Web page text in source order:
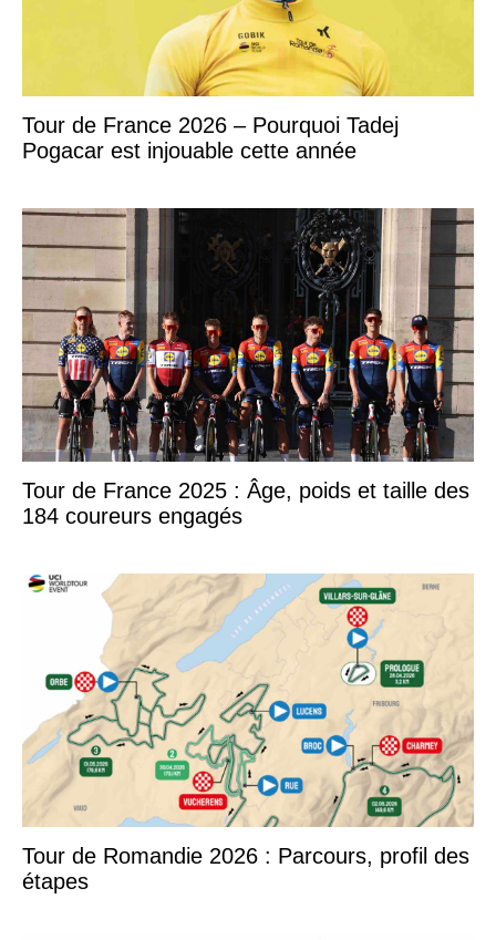
Tour de France 2026 – Pourquoi Tadej
Pogacar est injouable cette année
Tour de France 2025 : Âge, poids et taille des
184 coureurs engagés
Tour de Romandie 2026 : Parcours, profil des
étapes